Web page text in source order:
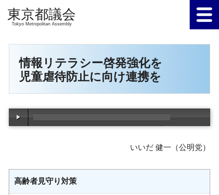
Tokyo Metropolitan Assembly
情報リテラシー啓発強化を
児童虐待防止に向け連携を
いいだ 健一（公明党）
高齢者見守り対策